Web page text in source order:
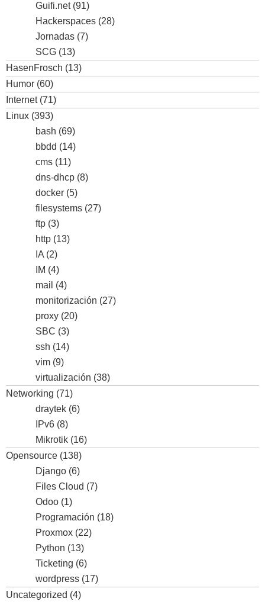
Guifi.net(91)
Hackerspaces (28)
Jornadas (7)
SCG (13)
HasenFrosch (13)
Humor (60)
Internet(71)
Linux (393)
bash (69)
bbdd (14)
cms (11)
dns-dhcp (8)
docker (5)
filesystems (27)
ftp (3)
http (13)
IA (2)
IM (4)
mail (4)
monitorización (27)
proxy (20)
SBC (3)
ssh (14)
vim (9)
virtualización (38)
Networking (71)
draytek (6)
IPv6 (8)
Mikrotik (16)
Opensource (138)
Django (6)
Files Cloud (7)
Odoo (1)
Programación (18)
Proxmox (22)
Python (13)
Ticketing (6)
wordpress (17)
Uncategorized (4)